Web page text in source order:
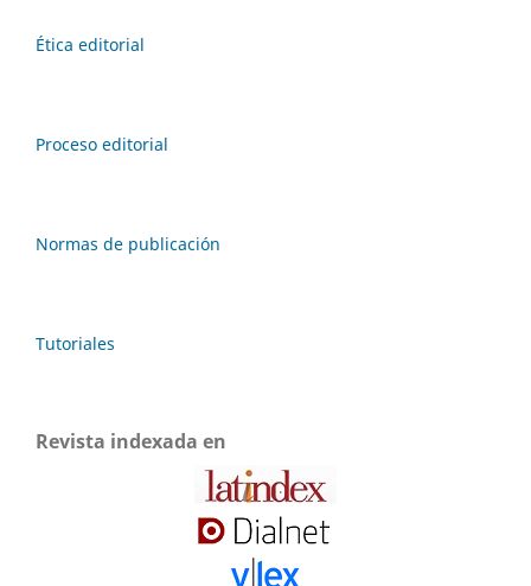
Ética editorial
Proceso editorial
Normas de publicación
Tutoriales
Revista indexada en